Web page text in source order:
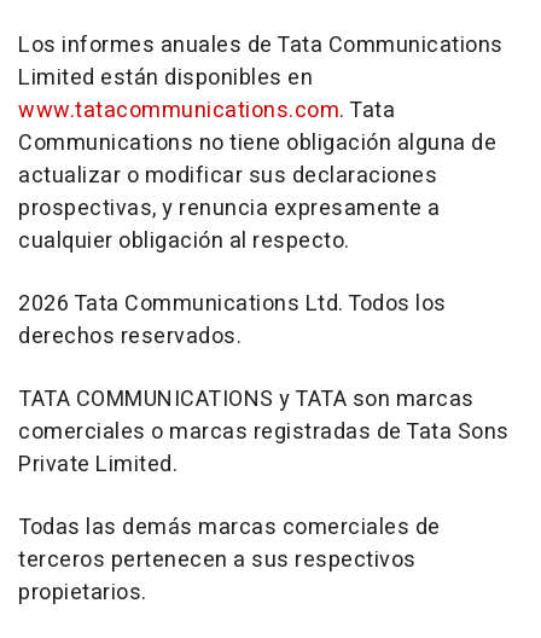
Los informes anuales de Tata Communications
Limited están disponibles en
www.tatacommunications.com. Tata
Communications no tiene obligación alguna de
actualizar o modificar sus declaraciones
prospectivas, y renuncia expresamente a
cualquier obligación al respecto.
2026 Tata Communications Ltd. Todos los
derechos reservados.
TATA COMMUNICATIONS y TATA son marcas
comerciales o marcas registradas de Tata Sons
Private Limited.
Todas las demás marcas comerciales de
terceros pertenecen a sus respectivos
propietarios.